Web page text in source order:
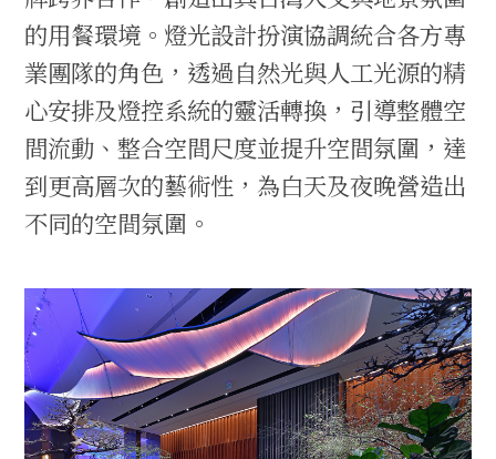
的用餐環境。燈光設計扮演協調統合各方專
業團隊的角色，透過自然光與人工光源的精
心安排及燈控系統的靈活轉換，引導整體空
間流動、整合空間尺度並提升空間氛圍，達
到更高層次的藝術性，為白天及夜晚營造出
不同的空間氛圍。